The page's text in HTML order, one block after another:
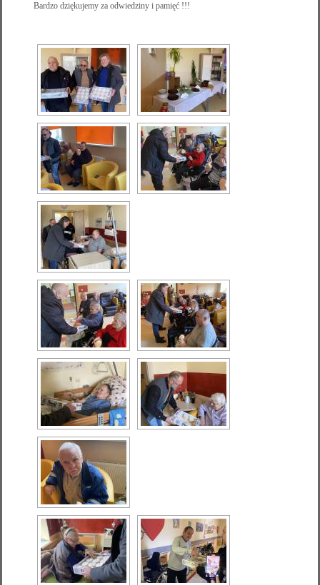
Bardzo dziękujemy za odwiedziny i pamięć !!!